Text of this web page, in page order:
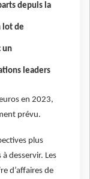
depuis la
lot de
un
leaders
en 2023,
prévu.
plus
desservir. Les
d’affaires de